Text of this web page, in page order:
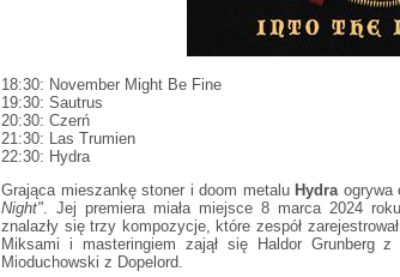
18:30: November Might Be Fine
19:30: Sautrus
20:30: Czerń
21:30: Las Trumien
22:30: Hydra
Grająca mieszankę stoner i doom metalu Hydra ogrywa
Night" . Jej premiera miała miejsce 8 marca 2024
znalazły się trzy kompozycje, które zespół
Miksami i masteringiem zajął się Haldor Grunberg z
Mioduchowski z Dopelord.